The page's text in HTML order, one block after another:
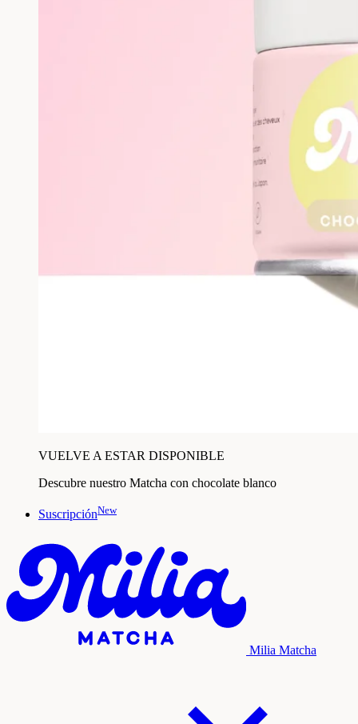
VUELVE A ESTAR DISPONIBLE
Descubre nuestro Matcha con chocolate blanco
SuscripciónNew
Milia Matcha